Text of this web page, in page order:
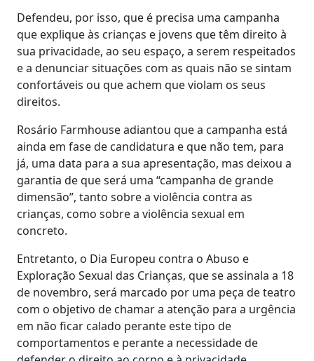
Defendeu, por isso, que é precisa uma campanha
que explique às crianças e jovens que têm direito à
sua privacidade, ao seu espaço, a serem respeitados
e a denunciar situações com as quais não se sintam
confortáveis ou que achem que violam os seus
direitos.
Rosário Farmhouse adiantou que a campanha está
ainda em fase de candidatura e que não tem, para
já, uma data para a sua apresentação, mas deixou a
garantia de que será uma “campanha de grande
dimensão”, tanto sobre a violência contra as
crianças, como sobre a violência sexual em
concreto.
Entretanto, o Dia Europeu contra o Abuso e
Exploração Sexual das Crianças, que se assinala a 18
de novembro, será marcado por uma peça de teatro
com o objetivo de chamar a atenção para a urgência
em não ficar calado perante este tipo de
comportamentos e perante a necessidade de